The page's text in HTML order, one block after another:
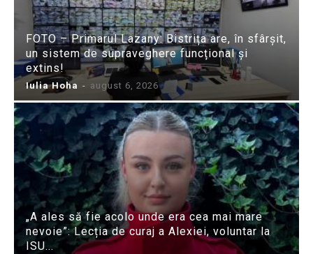
FOTO – Primarul Lazany: Bistrița are, în sfârșit,
un sistem de supraveghere funcțional și
extins!
Iulia Hoha - august 6, 2026
„A ales să fie acolo unde era cea mai mare
nevoie”: Lecția de curaj a Alexiei, voluntar la
ISU...